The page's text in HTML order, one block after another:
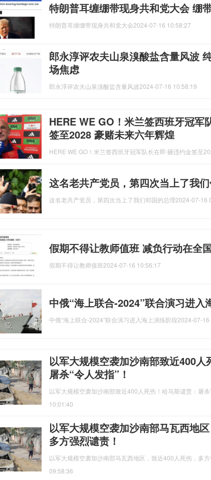
特朗普耳缠绷带现身共和党大会 绷
特朗普耳缠绷带现身共和党大会2024-07-16 10:58:27
郎永淳评农夫山泉溴酸盐含量风波
场焦虑
郎永淳评农夫山泉溴酸盐含量风波2024-07-16 10:58:19
HERE WE GO！米兰签西班牙冠军
签至2028 豪赌未来六年辉煌
HERE WE GO！米兰签西班牙冠军队长在即 砸违约金签至
这名老共产党员，第四次当上了我
这名老共产党员，第四次当上了我们邻国的总理2024-07-16
假期不得让教师值班 减负行动在全
假期不得让教师值班2024-07-16 10:56:17
中俄“海上联合-2024”联合演习进入
中俄“海上联合-2024”联合演习进入海上演练阶段2024-07-16
以军大规模空袭加沙南部致近400人
屠杀“令人发指”！
以军大规模空袭加沙南部致近400人死伤！哈马斯谴责：屠杀
10:01:40
以军大规模空袭加沙南部马瓦西地
多方强烈谴责！
以军大规模空袭加沙南部马瓦西地区，致近400人死伤，多方
09:58:36